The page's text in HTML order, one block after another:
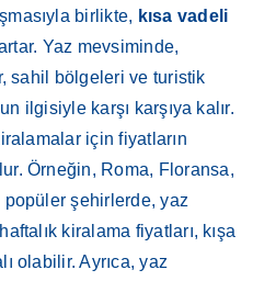
birlikte, kısa vadeli
Yaz mevsiminde,
sahil bölgeleri ve turistik
ilgisiyle karşı karşıya kalır.
için fiyatların
Örneğin, Roma, Floransa,
şehirlerde, yaz
kiralama fiyatları, kışa
olabilir. Ayrıca, yaz